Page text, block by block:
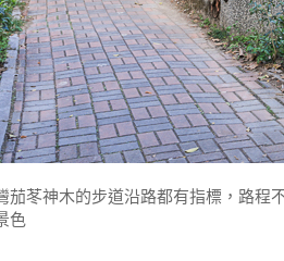
茄苳神木的步道沿路都有指標，路程
色